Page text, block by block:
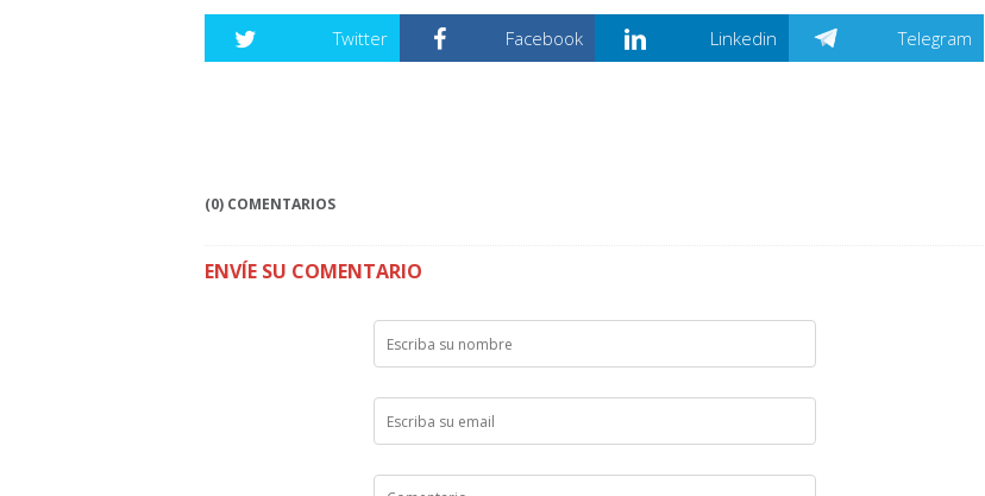
Twitter Facebook Linkedin Telegram
(0) COMENTARIOS
ENVÍE SU COMENTARIO